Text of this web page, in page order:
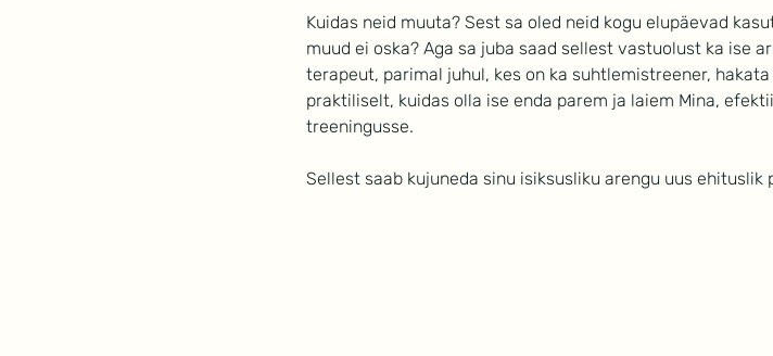
Kuidas neid muuta? Sest sa oled neid kogu elupäevad
muud ei oska? Aga sa juba saad sellest vastuolust ka ise
terapeut, parimal juhul, kes on ka suhtlemistreener,
praktiliselt, kuidas olla ise enda parem ja laiem Mina,
treeningusse.
Sellest saab kujuneda sinu isiksusliku arengu uus